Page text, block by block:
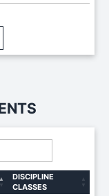
DISCIPLINE
CLASSES